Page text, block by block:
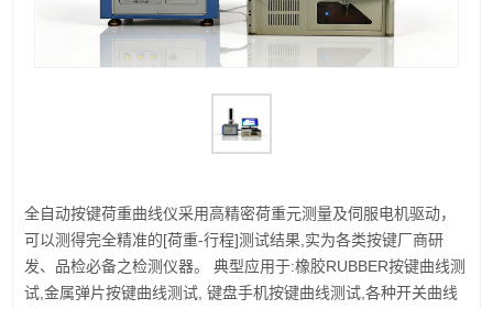
全自动按键荷重曲线仪采用高精密荷重元测量及伺服电机驱动，
可以测得完全精准的[荷重-行程]测试结果,实为各类按键厂商研
发、品检必备之检测仪器。 典型应用于:橡胶RUBBER按键曲线测
试,金属弹片按键曲线测试, 键盘手机按键曲线测试,各种开关曲线